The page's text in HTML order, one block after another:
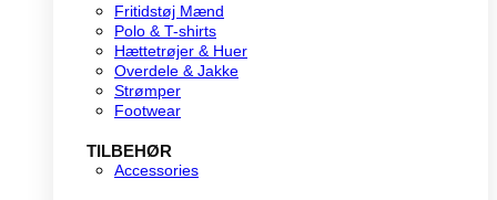
Fritidstøj Mænd
Polo & T-shirts
Hættetrøjer & Huer
Overdele & Jakke
Strømper
Footwear
TILBEHØR
Accessories